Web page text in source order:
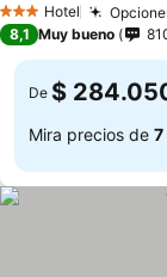
3 Estrellas
Hotel
8,1 Muy bueno
De $
Mira precios de